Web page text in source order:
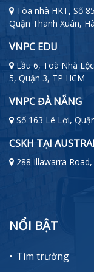
Tòa nhà HKT, Số
Quận Thanh Xuân,
VNPC EDU
Lầu 6, Toà Nhà
5, Quận 3, TP HCM
VNPC ĐÀ NẴNG
Số 163 Lê Lợi,
CSKH TẠI
288 Illawarra
NỔI BẬT
Tìm trường